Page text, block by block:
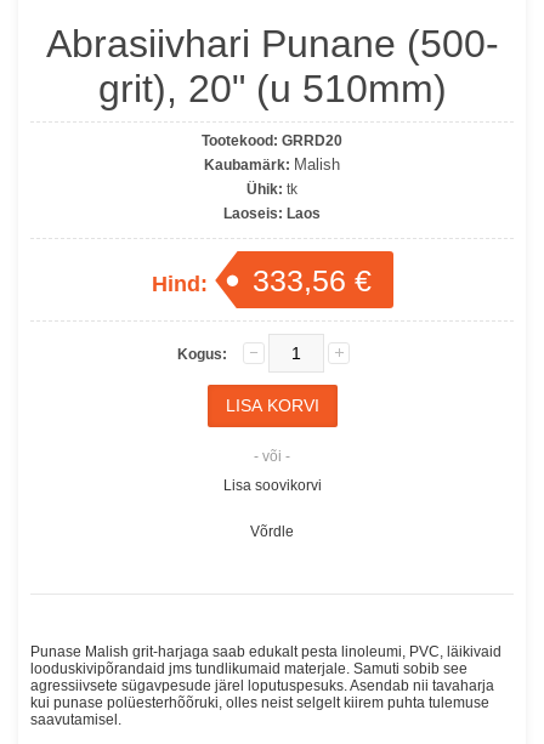
Abrasiivhari Punane (500-
grit), 20" (u 510mm)
Tootekood: GRRD20
Kaubamärk: Malish
Ühik: tk
Laoseis: Laos
Hind: 333,56 €
Kogus:
- või -
Lisa soovikorvi
Võrdle
Punase Malish grit-harjaga saab edukalt pesta linoleumi, PVC, läikivaid
looduskivipõrandaid jms tundlikumaid materjale. Samuti sobib see
agressiivsete sügavpesude järel loputuspesuks. Asendab nii tavaharja
kui punase polüesterhõõruki, olles neist selgelt kiirem puhta tulemuse
saavutamisel.